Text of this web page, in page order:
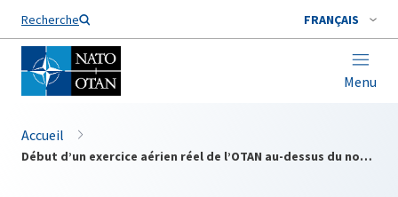
Recherche FRANÇAIS
Menu
Nom de famille*
Accueil
Début d’un exercice aérien réel de l’OTAN au-dessus du nord-ouest de l’Europe